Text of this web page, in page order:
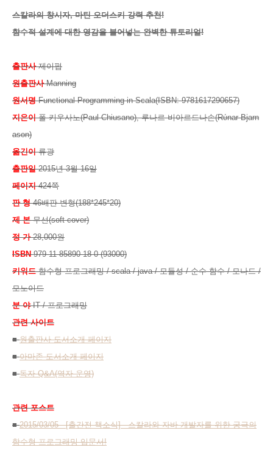
스칼라의 창시자, 마틴 오더스키 강력 추천!
함수적 설계에 대한 영감을 불어넣는 완벽한 튜토리얼!
출판사 제이펍
원출판사 Manning
원서명 Functional Programming in Scala(ISBN: 9781617290657)
지은이 폴 키우사노(Paul Chiusano), 루나르 비아르드나손(Rύnar Bjarn
ason)
옮긴이 류광
출판일 2015년 3월 16일
페이지 424쪽
판 형 46배판 변형(188*245*20)
제 본 무선(soft cover)
정 가 28,000원
ISBN 979-11-85890-18-0 (93000)
키워드 함수형 프로그래밍 / scala / java / 모듈성 / 순수 함수 / 모나드 /
모노이드
분 야 IT / 프로그래밍
관련 사이트
■원출판사 도서소개 페이지
■아마존 도서소개 페이지
■독자 Q&A(역자 운영)
관련 포스트
■2015/03/05 - [출간전 책소식] - 스칼라와 자바 개발자를 위한 궁극의
함수형 프로그래밍 입문서!